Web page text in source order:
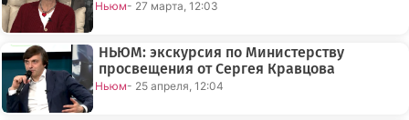
Ньюм- 27 марта, 12:03
НЬЮМ: экскурсия по Министерству
просвещения от Сергея Кравцова
Ньюм- 25 апреля, 12:04